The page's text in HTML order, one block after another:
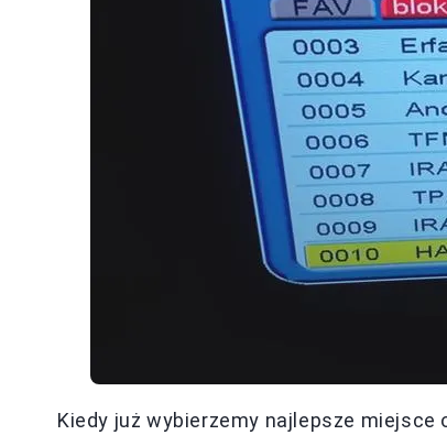
Kiedy już wybierzemy najlepsze